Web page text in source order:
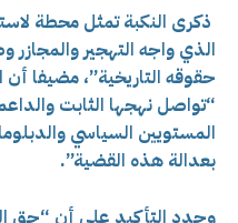
ذكرى النكبة تمثل محطة
الذي واجه التهجير
حقوقه التاريخية”، مضيفا أن
“تواصل نهجها الثابت
المستويين السياسي
بعدالة هذه القضية”.
وجدد التأكيد على أن “حق